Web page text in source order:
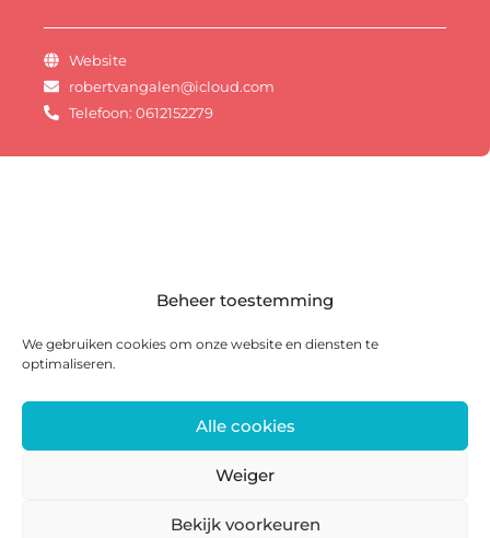
Beheer toestemming
We gebruiken cookies om onze website en diensten te
optimaliseren.
Alle cookies
Weiger
Bekijk voorkeuren
Website
robertvangalen@icloud.com
Telefoon: 0612152279
Postadres: Postbus 285, 8440 AG Heerenveen |
Bezoekadres: Zwanedrift 2, 8446 KS Heerenveen
0513 468 158 | info@ateliersmajeur.nl